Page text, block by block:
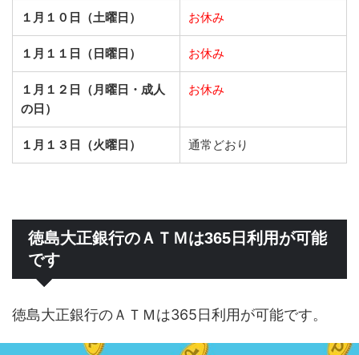
１月１０日（土曜日） お休み
１月１１日（日曜日） お休み
１月１２日（月曜日・成人
の日）
お休み
１月１３日（火曜日） 通常どおり
徳島大正銀行のＡＴＭは365日利用が可能
です
徳島大正銀行のＡＴＭは365日利用が可能です。